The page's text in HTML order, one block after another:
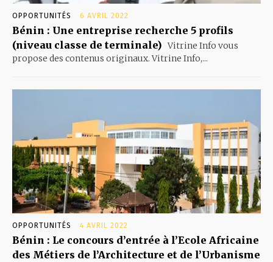
OPPORTUNITÉS 6 AVRIL 2022
Bénin : Une entreprise recherche 5 profils
(niveau classe de terminale) Vitrine Info vous
propose des contenus originaux. Vitrine Info,...
OPPORTUNITÉS 4 AVRIL 2022
Bénin : Le concours d’entrée à l’Ecole Africaine
des Métiers de l’Architecture et de l’Urbanisme